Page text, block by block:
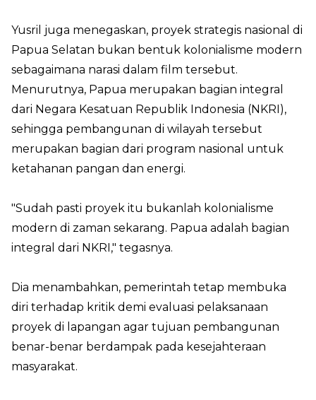
Yusril juga menegaskan, proyek strategis nasional di
Papua Selatan bukan bentuk kolonialisme modern
sebagaimana narasi dalam film tersebut.
Menurutnya, Papua merupakan bagian integral
dari Negara Kesatuan Republik Indonesia (NKRI),
sehingga pembangunan di wilayah tersebut
merupakan bagian dari program nasional untuk
ketahanan pangan dan energi.
"Sudah pasti proyek itu bukanlah kolonialisme
modern di zaman sekarang. Papua adalah bagian
integral dari NKRI," tegasnya.
Dia menambahkan, pemerintah tetap membuka
diri terhadap kritik demi evaluasi pelaksanaan
proyek di lapangan agar tujuan pembangunan
benar-benar berdampak pada kesejahteraan
masyarakat.